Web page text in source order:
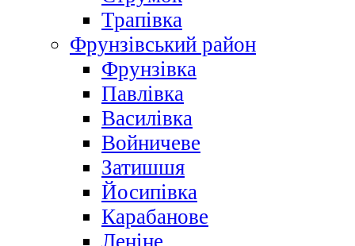
Трапівка
Фрунзівський район
Фрунзівка
Павлівка
Василівка
Войничеве
Затишшя
Йосипівка
Карабанове